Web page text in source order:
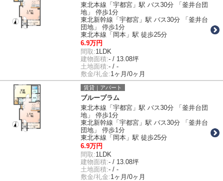
東北本線「宇都宮」駅 バス30分 「釜井台団
地」 停歩1分
東北新幹線「宇都宮」駅 バス30分 「釜井台
団地」 停歩1分
東北本線「岡本」駅 徒歩25分
6.9万円
間取:1LDK
建物面積:- / 13.08坪
土地面積:- / -
敷金/礼金:1ヶ月/0ヶ月
賃貸｜アパート
ブループラム
東北本線「宇都宮」駅 バス30分 「釜井台団
地」 停歩1分
東北新幹線「宇都宮」駅 バス30分 「釜井台
団地」 停歩1分
東北本線「岡本」駅 徒歩25分
6.9万円
間取:1LDK
建物面積:- / 13.08坪
土地面積:- / -
敷金/礼金:1ヶ月/0ヶ月